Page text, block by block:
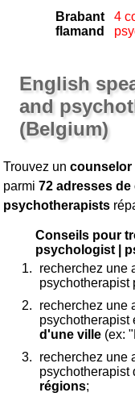
Brabant
flamand
4
English
and
(Belgium)
Trouvez uncounselor
parmi72 adresses
psychotherapists
Conseils pour
psychologist |
recherchez une
psychotherapist
recherchez une
psychotherapist
d'une ville (ex:
recherchez une
psychotherapist
régions;